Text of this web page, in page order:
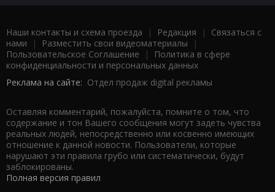
Наши контакты и схема проезда | Редакция | Связаться с
нами | Разместить свои видеоматериалы |
Пользовательское Соглашение |
Политика в сфере
конфиденциальности и персональных данных
Реклама на сайте: Отдел продаж digital рекламы
Оставляя комментарий, пожалуйста, помните о том, что
содержание и тон Вашего сообщения могут задеть чувства
реальных людей, непосредственно или косвенно имеющих
отношение к данной новости. Пользователи, которые
нарушают эти правила грубо или систематически, будут
заблокированы.
Полная версия правил